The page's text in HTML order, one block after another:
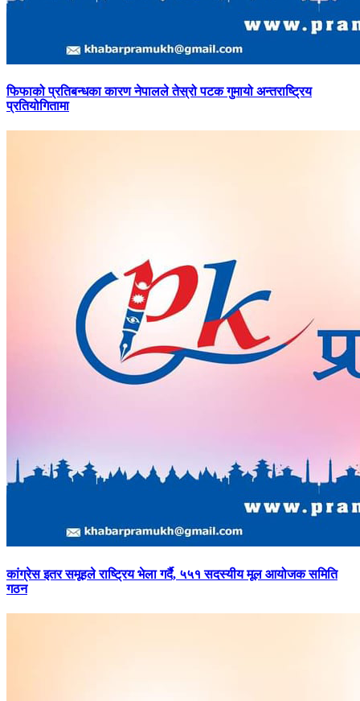
फिफाकोप्रतिबन्धका कारण नेपालले तेस्रो पटक गुमायो अन्तराष्ट्रिय
प्रतियोगितामा
कांग्रेसइतर समूहले राष्ट्रिय भेला गर्दै, ५५१ सदस्यीय मूल आयोजक समिति
गठन